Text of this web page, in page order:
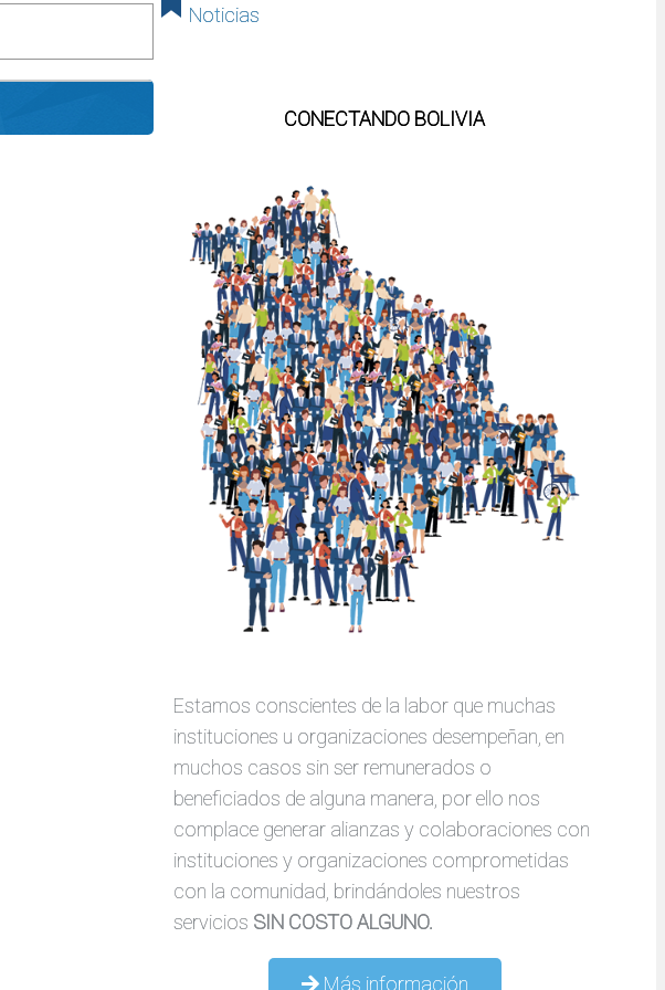
Noticias
CONECTANDO BOLIVIA
Estamos conscientes de la labor que muchas
instituciones u organizaciones desempeñan, en
muchos casos sin ser remunerados o
beneficiados de alguna manera, por ello nos
complace generar alianzas y colaboraciones con
instituciones y organizaciones comprometidas
con la comunidad, brindándoles nuestros
servicios SIN COSTO ALGUNO.
Más información